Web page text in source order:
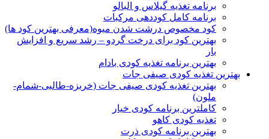
برنامه تغذیه گیلاس و البالو
برنامه کامل کوددهی مرکبات
کود مخصوص درشت شدن میوه(معرفی بهترین کود ها)
بهترین کود برای درخت گردو – رشد سریع و افزایش
بار
بهترین برنامه تغذیه کودی بادام
بهترین تغذیه کودی صیفی جات
بهترین تغذیه کودی صیفی جات (خربزه-طالبی-شمام-
ملون)
کاملترین برنامه کودی خیار
تغذیه کودی کاهو
بهتربن برنامه کودی ذرت